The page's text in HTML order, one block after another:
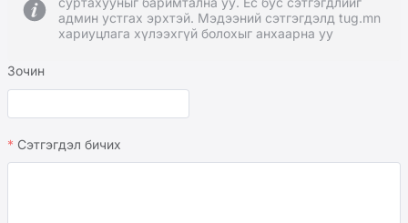
админ устгах эрхтэй. Мэдээний сэтгэгдэлд tug.mn
хариуцлага хүлээхгүй болохыг анхаарна уу
Зочин
Сэтгэгдэл бичих